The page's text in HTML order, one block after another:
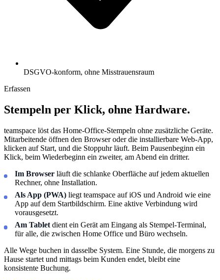
DSGVO-konform, ohne Misstrauensraum
Erfassen
Stempeln per Klick, ohne Hardware.
teamspace löst das Home-Office-Stempeln ohne zusätzliche Geräte.
Mitarbeitende öffnen den Browser oder die installierbare Web-App,
klicken auf Start, und die Stoppuhr läuft. Beim Pausenbeginn ein
Klick, beim Wiederbeginn ein zweiter, am Abend ein dritter.
Im Browser läuft die schlanke Oberfläche auf jedem aktuellen
Rechner, ohne Installation.
Als App (PWA) liegt teamspace auf iOS und Android wie eine
App auf dem Startbildschirm. Eine aktive Verbindung wird
vorausgesetzt.
Am Tablet dient ein Gerät am Eingang als Stempel-Terminal,
für alle, die zwischen Home Office und Büro wechseln.
Alle Wege buchen in dasselbe System. Eine Stunde, die morgens zu
Hause startet und mittags beim Kunden endet, bleibt eine
konsistente Buchung.